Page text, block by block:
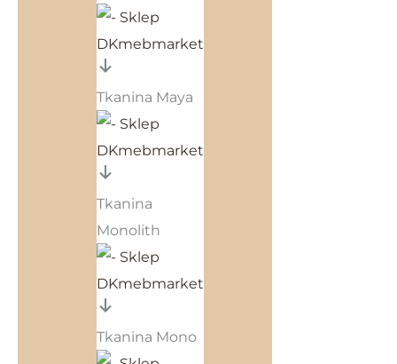
Tkanina Maya
Tkanina
Monolith
Tkanina Mono